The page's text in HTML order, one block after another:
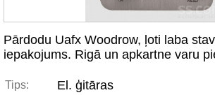
Pārdodu Uafx Woodrow, ļoti laba
iepakojums. Rigā un apkartne varu
Tips: El. ģitāras